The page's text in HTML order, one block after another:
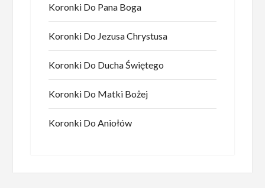
Koronki Do Pana Boga
Koronki Do Jezusa Chrystusa
Koronki Do Ducha Świętego
Koronki Do Matki Bożej
Koronki Do Aniołów